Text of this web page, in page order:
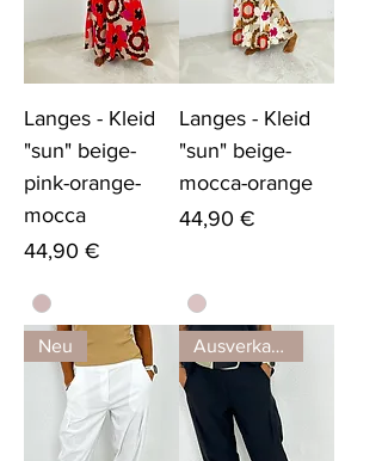
Langes - Kleid
"sun" beige-
pink-orange-
mocca
Preis
44,90 €
Langes - Kleid
"sun" beige-
mocca-orange
Preis
44,90 €
Neu Ausverkauft